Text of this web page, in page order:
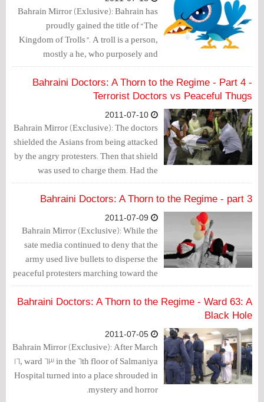
Bahrain Mirror (Exlusive): Bahrain has
proudly gained the title of “The
Kingdom of Trolls”. A troll is a person,
mostly a he, who purposely and
deliberately spread hatred and discord
on the Internet.
Bahraini Doctors: A Thorn to the Regime - Part 4 -
Terrorist Doctors vs Peaceful Thugs
Bahrain Mirror (Exclusive): The doctors
shielded the Asians from being attacked
by the angry protesters. Then that shield
was used to charge them. Had the
doctors wanted to harm the Asians, they
would have left them bleed in the streets.
Bahraini Doctors: A Thorn to the Regime - part 3
Bahrain Mirror (Exclusive): While the
sate media continued to deny that the
army used live bullets to disperse the
peaceful protesters marching toward the
Pearl Roundabout.
Bahraini Doctors: A Thorn to the Regime - Ward 63: A
Black Hole
Bahrain Mirror (Exclusive): After March
16, ward 63 in the 6th floor of Salmaniya
Hospital turned into a place shrouded in
mystery and horror.